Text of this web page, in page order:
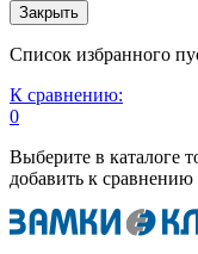
Закрыть
Список избранного
К сравнению:
0
Выберите в каталоге
добавить к сравнению